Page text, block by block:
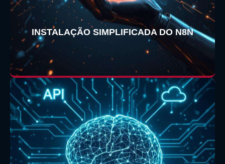
INSTALAÇÃO SIMPLIFICADA DO N8N